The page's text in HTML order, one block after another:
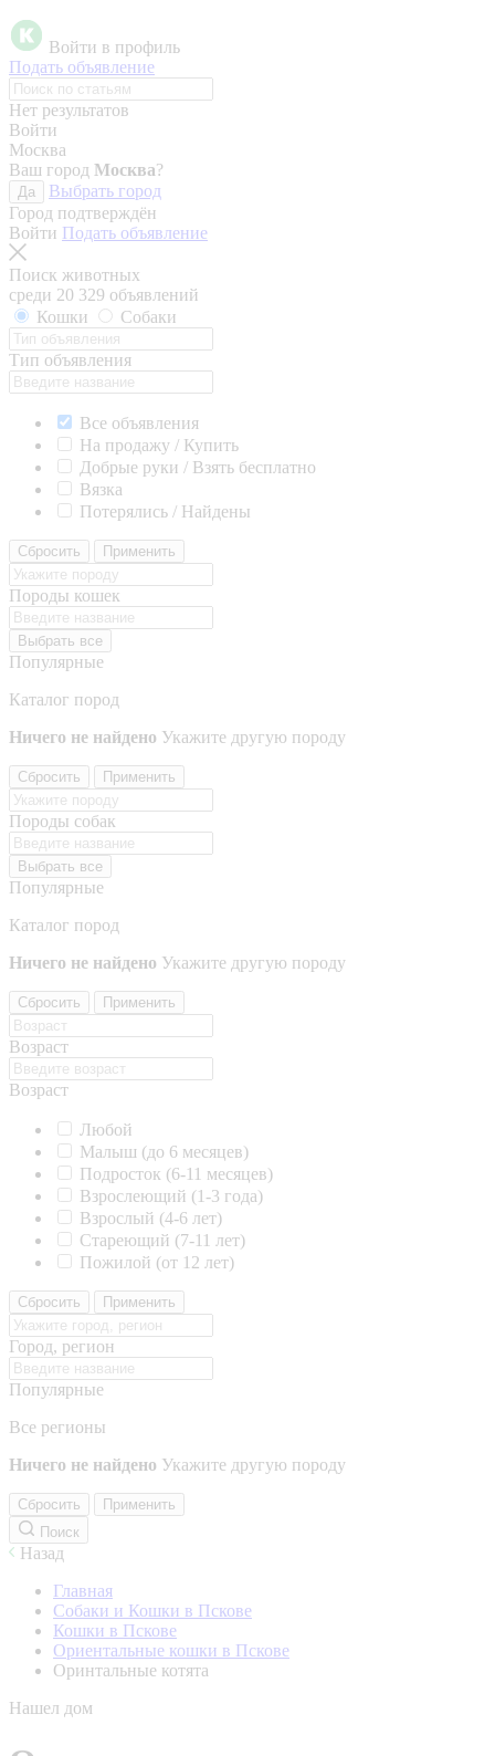
Войти в профиль
Подать объявление
Нет результатов
Войти
Москва
Ваш город Москва?
Да
Выбрать город
Город подтверждён
Войти Подать объявление
Поиск животных
среди 20 329 объявлений
Кошки
Собаки
Тип объявления
Все объявления
На продажу / Купить
Добрые руки / Взять бесплатно
Вязка
Потерялись / Найдены
Сбросить Применить
Породы кошек
Выбрать все
Популярные
Каталог пород
Ничего не найдено Укажите другую породу
Сбросить Применить
Породы собак
Выбрать все
Популярные
Каталог пород
Ничего не найдено Укажите другую породу
Сбросить Применить
Возраст
Возраст
Любой
Малыш (до 6 месяцев)
Подросток (6-11 месяцев)
Взрослеющий (1-3 года)
Взрослый (4-6 лет)
Стареющий (7-11 лет)
Пожилой (от 12 лет)
Сбросить Применить
Город, регион
Популярные
Все регионы
Ничего не найдено Укажите другую породу
Сбросить
Применить
Поиск
Назад
Главная
Собаки и Кошки в Пскове
Кошки в Пскове
Ориентальные кошки в Пскове
Оринтальные котята
Нашел дом